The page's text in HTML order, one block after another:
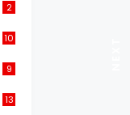
2
10
9
13